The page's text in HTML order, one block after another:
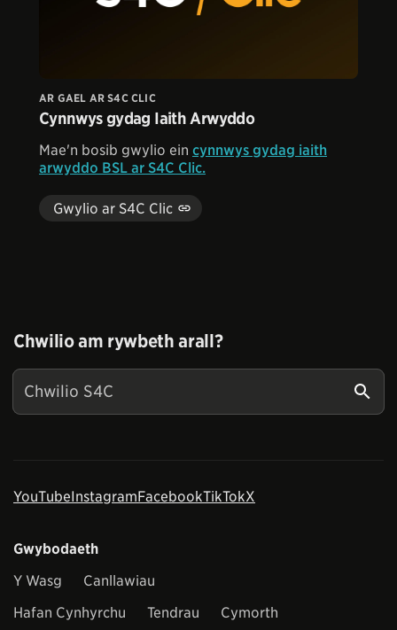
AR GAEL AR S4C CLIC
Cynnwys gydag Iaith Arwyddo
Mae'n bosib gwylio ein cynnwys gydag iaith
arwyddo BSL ar S4C Clic.
Gwylio ar S4C Clic
Chwilio am rywbeth arall?
YouTubeInstagramFacebookTikTokX
Gwybodaeth
Y Wasg
Canllawiau
Hafan Cynhyrchu
Tendrau Cymorth